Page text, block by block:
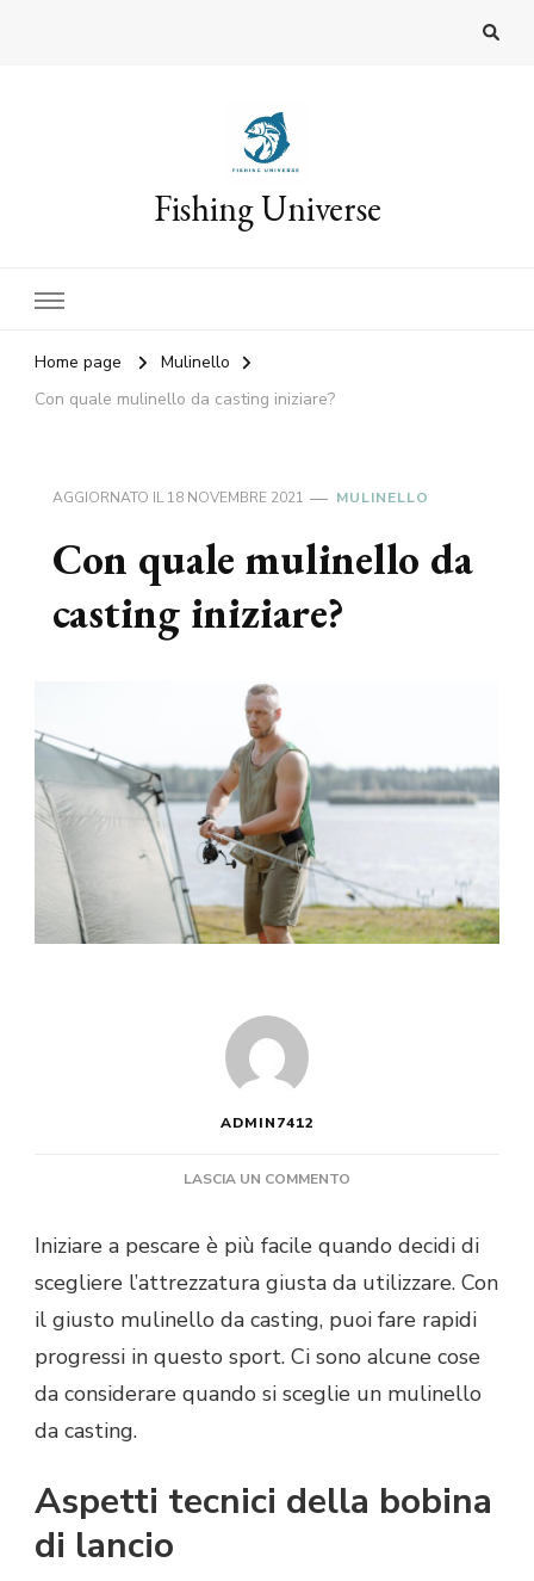
Fishing Universe
Home page
Mulinello
Con quale mulinello da casting iniziare?
AGGIORNATO IL18 NOVEMBRE 2021 MULINELLO
Con quale mulinello da
casting iniziare?
ADMIN7412
LASCIA UN COMMENTO
MULINELLO
DA
INIZIARE?
Iniziare a pescare è più facile quando decidi di
scegliere l’attrezzatura giusta da utilizzare. Con
il giusto mulinello da casting, puoi fare rapidi
progressi in questo sport. Ci sono alcune cose
da considerare quando si sceglie un mulinello
da casting.
Aspetti tecnici della bobina
di lancio